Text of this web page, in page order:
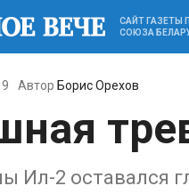
САЙТ ГАЗЕТЫ
СОЮЗА
Автор Борис Орехов
Ил-2 оставался